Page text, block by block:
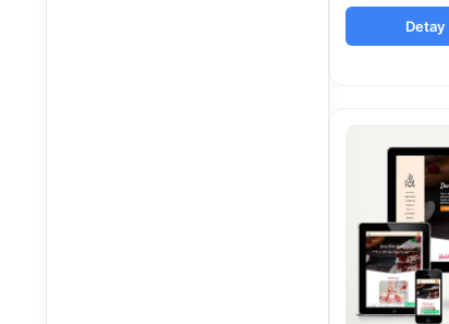
Detay